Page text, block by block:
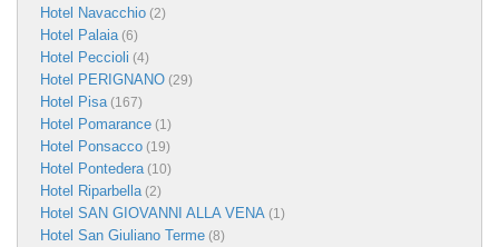
Hotel Navacchio (2)
Hotel Palaia(6)
Hotel Peccioli (4)
Hotel PERIGNANO (29)
Hotel Pisa(167)
Hotel Pomarance (1)
Hotel Ponsacco (19)
Hotel Pontedera(10)
Hotel Riparbella(2)
Hotel SAN GIOVANNI ALLA VENA (1)
Hotel San Giuliano Terme (8)